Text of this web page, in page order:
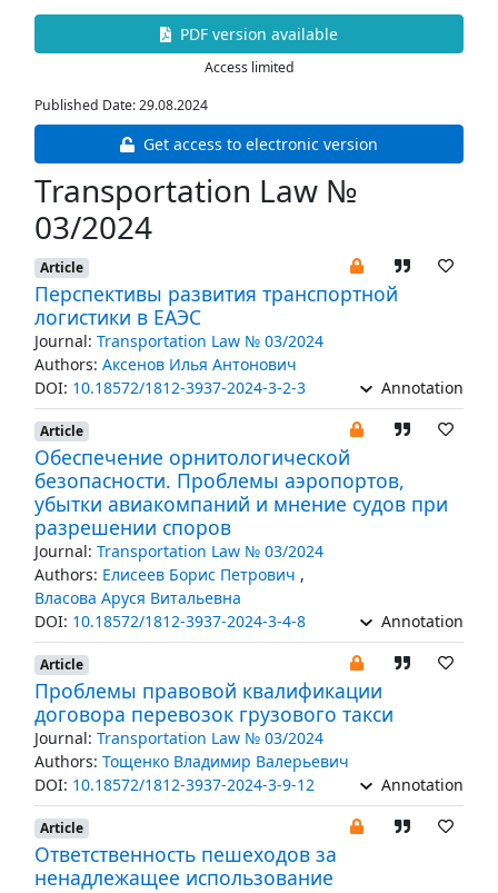
PDF version available
Access limited
Published Date: 29.08.2024
Get access to electronic version
Transportation Law №
03/2024
Article
Перспективы развития транспортной
логистики в ЕАЭС
Journal: Transportation Law № 03/2024
Authors: Аксенов Илья Антонович
DOI: 10.18572/1812-3937-2024-3-2-3 Annotation
Article
Обеспечение орнитологической
безопасности. Проблемы аэропортов,
убытки авиакомпаний и мнение судов при
разрешении споров
Journal: Transportation Law № 03/2024
Authors: Елисеев Борис Петрович ,
Власова Аруся Витальевна
DOI: 10.18572/1812-3937-2024-3-4-8 Annotation
Article
Проблемы правовой квалификации
договора перевозок грузового такси
Journal: Transportation Law № 03/2024
Authors: Тощенко Владимир Валерьевич
DOI: 10.18572/1812-3937-2024-3-9-12 Annotation
Article
Ответственность пешеходов за
ненадлежащее использование